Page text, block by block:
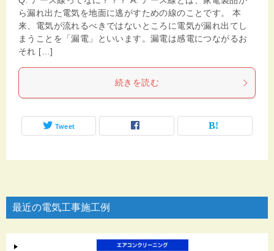
ら漏れ出た電気を地面に逃がすための線のことです。 本
来、電気が流れるべきではないところに電気が漏れ出てし
まうことを「漏電」といいます。漏電は感電につながるお
それ […]
続きを読む
Tweet
最近の電気工事施工例